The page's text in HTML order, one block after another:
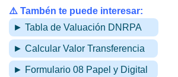
⚠️ Tambén te puede interesar:
► Tabla de Valuación DNRPA
► Calcular Valor Transferencia
► Formulario 08 Papel y Digital